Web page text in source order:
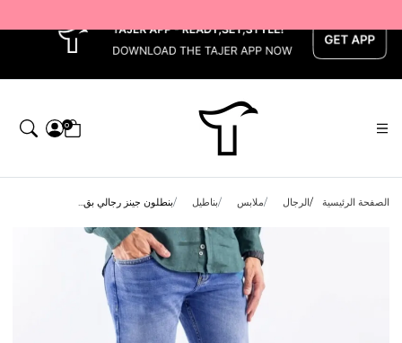
0
الصفحة الرئيسية الرجال ملابس بناطيل بنطلون جينز رجالي بق...